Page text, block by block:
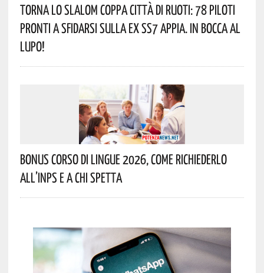
Torna Lo Slalom Coppa Città Di Ruoti: 78 Piloti
Pronti A Sfidarsi Sulla Ex SS7 Appia. In Bocca Al
Lupo!
Bonus Corso Di Lingue 2026, Come Richiederlo
All’INPS E A Chi Spetta